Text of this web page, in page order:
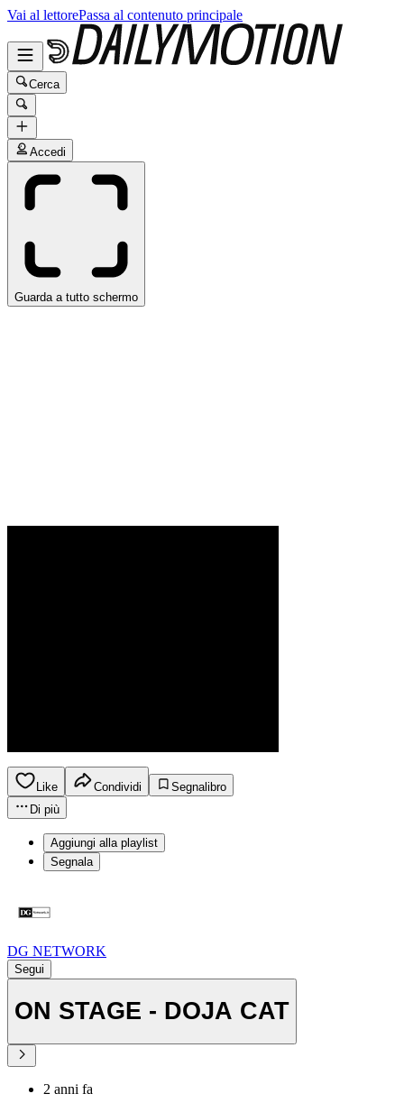
Vai al lettorePassa al contenuto principale
Cerca
Accedi
Guarda a tutto schermo
Like Condividi
Segnalibro
Di più
Aggiungi alla playlist
Segnala
DG NETWORK
Segui
ON STAGE - DOJA CAT
2 anni fa